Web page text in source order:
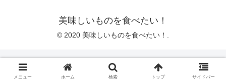
美味しいものを食べたい！
© 2020 美味しいものを食べたい！.
メニュー ホーム 検索 トップ サイドバー